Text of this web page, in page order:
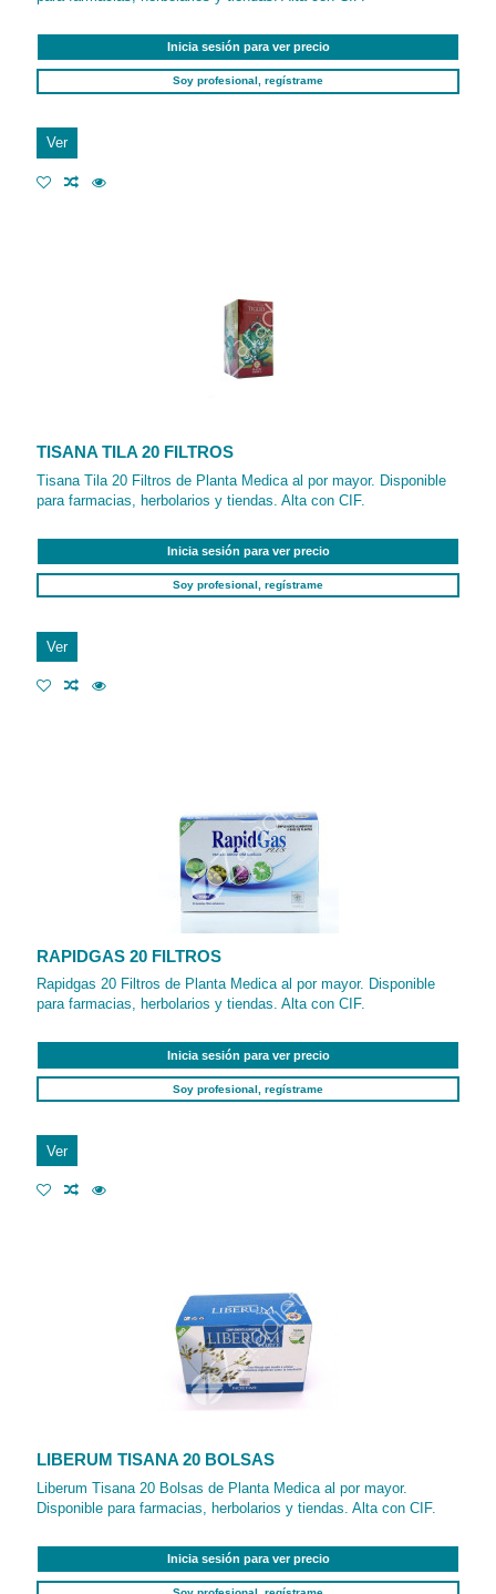
Inicia sesión para ver precio
Soy profesional, regístrame
Ver
TISANA TILA 20 FILTROS
Tisana Tila 20 Filtros de Planta Medica al por mayor. Disponible
para farmacias, herbolarios y tiendas. Alta con CIF.
Inicia sesión para ver precio
Soy profesional, regístrame
Ver
RAPIDGAS 20 FILTROS
Rapidgas 20 Filtros de Planta Medica al por mayor. Disponible
para farmacias, herbolarios y tiendas. Alta con CIF.
Inicia sesión para ver precio
Soy profesional, regístrame
Ver
LIBERUM TISANA 20 BOLSAS
Liberum Tisana 20 Bolsas de Planta Medica al por mayor.
Disponible para farmacias, herbolarios y tiendas. Alta con CIF.
Inicia sesión para ver precio